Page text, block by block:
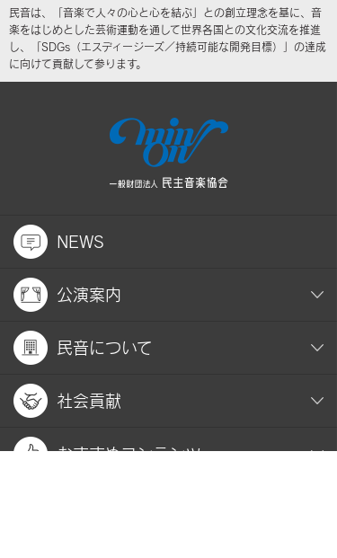
民音は、「音楽で人々の心と心を結ぶ」との創立理念を基に、音
楽をはじめとした芸術運動を通して世界各国との文化交流を推進
し、「SDGs（エスディージーズ／持続可能な開発目標）」の達成
に向けて貢献して参ります。
NEWS
公演案内
民音について
社会貢献
おすすめコンテンツ